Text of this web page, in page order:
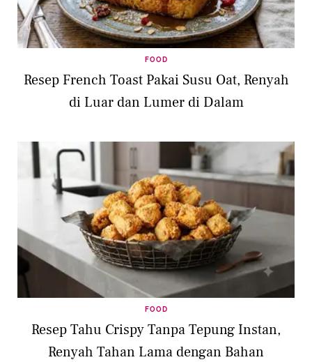
FOOD
Resep French Toast Pakai Susu Oat, Renyah
di Luar dan Lumer di Dalam
FOOD
Resep Tahu Crispy Tanpa Tepung Instan,
Renyah Tahan Lama dengan Bahan